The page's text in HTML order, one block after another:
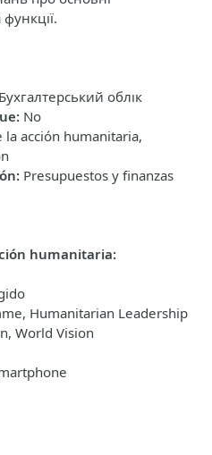
облік
: No
la acción humanitaria,
: Presupuestos y finanzas
humanitaria:
Humanitarian Leadership
World Vision